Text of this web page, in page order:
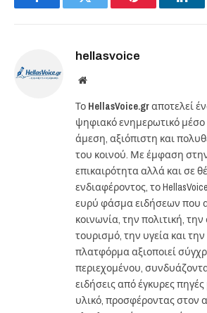
FacebookTwitter Pinterest
hellasvoice
Website
Το HellasVoice.grαποτελεί
ψηφιακό ενημερωτικό μέσο
άμεση, αξιόπιστη και
του κοινού. Με έμφαση
επικαιρότητα αλλά και σε
ενδιαφέροντος, το
ευρύ φάσμα ειδήσεων που
κοινωνία, την πολιτική, την
τουρισμό, την υγεία και
πλατφόρμα αξιοποιεί
περιεχομένου,
ειδήσεις από έγκυρες
υλικό, προσφέροντας στον